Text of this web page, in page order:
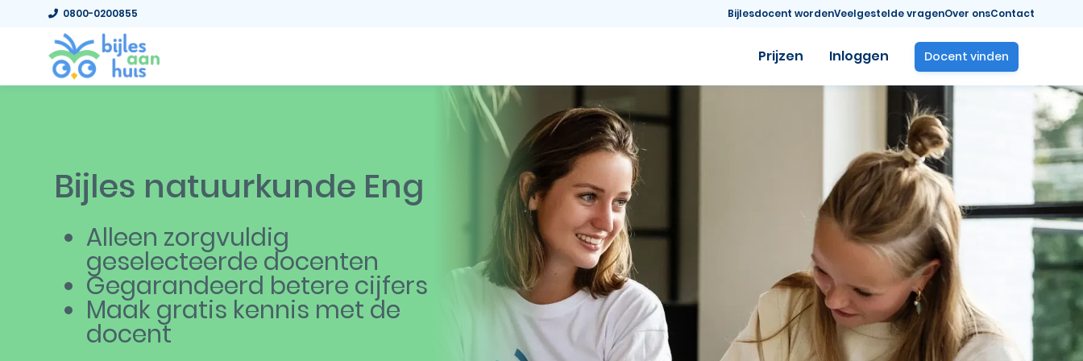
0800-0200855 Bijlesdocent wordenVeelgestelde vragenOver onsContact
Prijzen Inloggen Docent vinden
Bijles natuurkunde Eng
Alleen zorgvuldig
geselecteerde docenten
Gegarandeerd betere cijfers
Maak gratis kennis met de
docent